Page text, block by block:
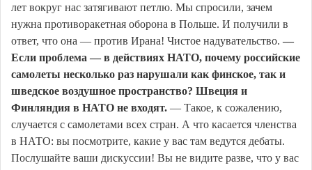
лет вокруг нас затягивают петлю. Мы спросили, зачем
нужна противоракетная оборона в Польше. И получили в
ответ, что она — против Ирана! Чистое надувательство. —
Если проблема — в действиях НАТО, почему российские
самолеты несколько раз нарушали как финское, так и
шведское воздушное пространство? Швеция и
Финляндия в НАТО не входят. — Такое, к сожалению,
случается с самолетами всех стран. А что касается членства
в НАТО: вы посмотрите, какие у вас там ведутся дебаты.
Послушайте ваши дискуссии! Вы не видите разве, что у вас